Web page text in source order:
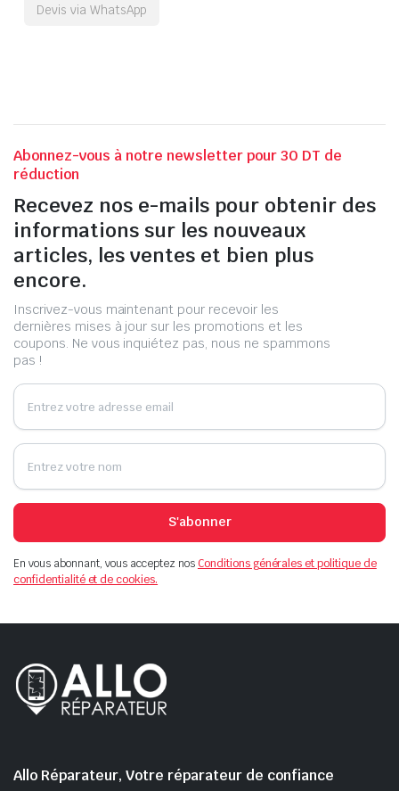
Devis via WhatsApp
Abonnez-vous à notre newsletter pour 30 DT de
réduction
Recevez nos e-mails pour obtenir des
informations sur les nouveaux
articles, les ventes et bien plus
encore.
Inscrivez-vous maintenant pour recevoir les
dernières mises à jour sur les promotions et les
coupons. Ne vous inquiétez pas, nous ne spammons
pas !
S'abonner
En vous abonnant, vous acceptez nosConditions générales et politique de
confidentialité et de cookies.
Allo Réparateur, Votre réparateur de confiance